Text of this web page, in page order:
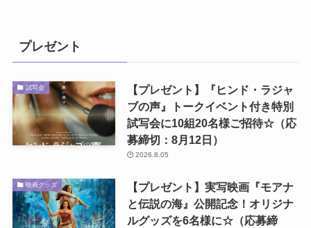
プレゼント
試写会
【プレゼント】『ヒンド・ラジャ
ブの声』トークイベント付き特別
試写会に10組20名様ご招待☆（応
募締切：8月12日）
2026.8.05
映画グッズ
【プレゼント】実写映画『モアナ
と伝説の海』公開記念！オリジナ
ルグッズを6名様に☆（応募締